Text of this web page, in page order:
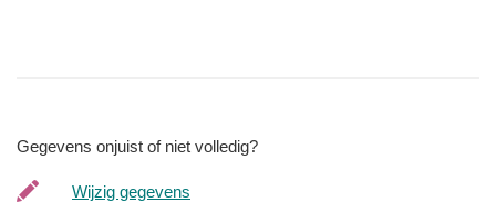
Gegevens onjuist of niet volledig?
Wijzig gegevens